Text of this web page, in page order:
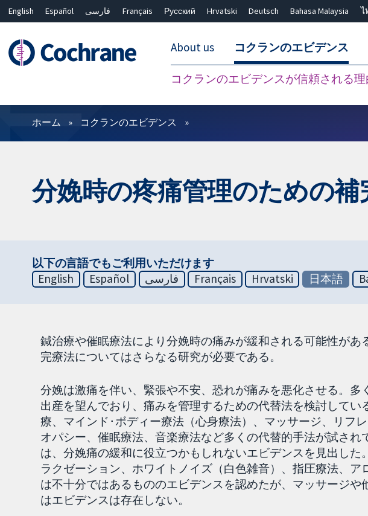
English Español فارسی Français Русский Hrvatski Deutsch Bahasa Malaysia ไ
About us コクランのエビデンス
コクランのエビデンスが信頼される理
フィルター
ホーム コクランのエビデンス
分娩時の疼痛管理のための補
以下の言語でもご利用いただけます
English
Español فارسی Français Hrvatski 日本語
鍼治療や催眠療法により分娩時の痛みが緩和される可能性があ
完療法についてはさらなる研究が必要である。
分娩は激痛を伴い、緊張や不安、恐れが痛みを悪化させる。多
出産を望んでおり、痛みを管理するための代替法を検討してい
療、マインド･ボディー療法（心身療法）、マッサージ、リフ
オパシー、催眠療法、音楽療法など多くの代替的手法が試され
は、分娩痛の緩和に役立つかもしれないエビデンスを見出した
ラクゼーション、ホワイトノイズ（白色雑音）、指圧療法、ア
は不十分ではあるもののエビデンスを認めたが、マッサージや
はエビデンスは存在しない。